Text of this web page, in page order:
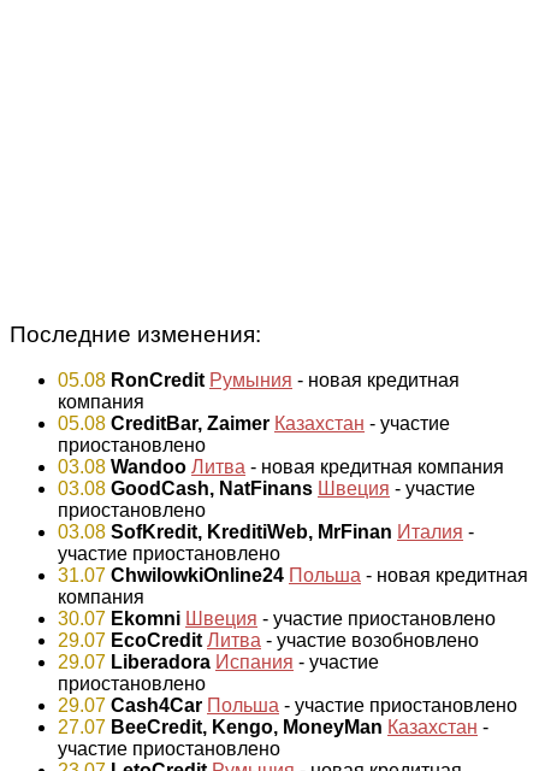
Последние изменения:
05.08 RonCredit Румыния - новая кредитная
компания
05.08 CreditBar, Zaimer Казахстан - участие
приостановлено
03.08 Wandoo Литва - новая кредитная компания
03.08 GoodCash, NatFinans Швеция - участие
приостановлено
03.08 SofKredit, KreditiWeb, MrFinan Италия -
участие приостановлено
31.07 ChwilowkiOnline24 Польша - новая кредитная
компания
30.07 Ekomni Швеция - участие приостановлено
29.07 EcoCredit Литва - участие возобновлено
29.07 Liberadora Испания - участие
приостановлено
29.07 Cash4Car Польша - участие приостановлено
27.07 BeeCredit, Kengo, MoneyMan Казахстан -
участие приостановлено